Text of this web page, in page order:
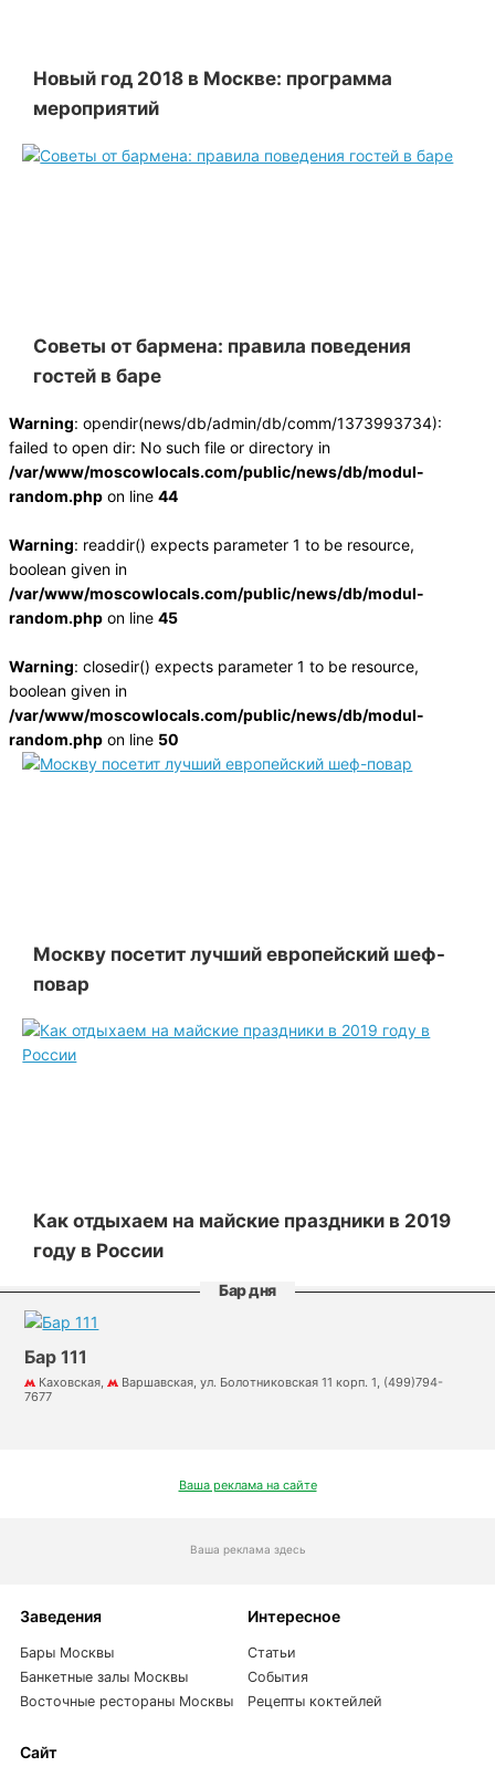
Новый год 2018 в Москве: программа
мероприятий
Советы от бармена: правила поведения
гостей в баре
Warning: opendir(news/db/admin/db/comm/1373993734):
failed to open dir: No such file or directory in
/var/www/moscowlocals.com/public/news/db/modul-
random.phpon line 44
Warning: readdir() expects parameter 1 to be resource,
boolean given in
/var/www/moscowlocals.com/public/news/db/modul-
random.phpon line 45
Warning: closedir() expects parameter 1 to be resource,
boolean given in
/var/www/moscowlocals.com/public/news/db/modul-
random.phpon line 50
Москву посетит лучший европейский шеф-
повар
Как отдыхаем на майские праздники в 2019
году в России
Бар дня
Бар 111
Каховская,
Варшавская, ул. Болотниковская 11 корп. 1, (499)794-
7677
Ваша реклама на сайте
Ваша реклама здесь
Заведения
Бары Москвы
Банкетные залы Москвы
Восточные рестораны Москвы
Интересное
Статьи
События
Рецепты коктейлей
Сайт